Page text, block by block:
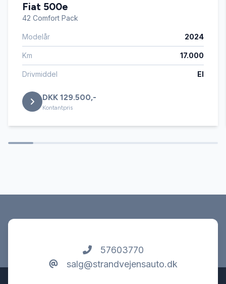
Isofix
Kørecomputer
Service OK
Servostyring
USB tilslutning
Fiat 500e
42 Comfort Pack
Modelår 2024
Km 17.000
Drivmiddel El
DKK 129.500,-
Kontantpris
57603770
salg@strandvejensauto.dk